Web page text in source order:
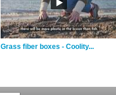
Grass fiber boxes - Coolity...